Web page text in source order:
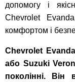
допомогу і
Chevrolet
комфортом і
Chevrolet
або Suzuki
поколінні.
Він